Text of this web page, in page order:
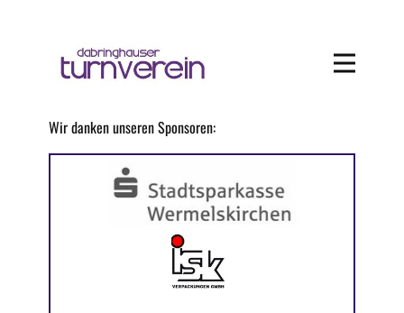
Wir danken unseren Sponsoren: